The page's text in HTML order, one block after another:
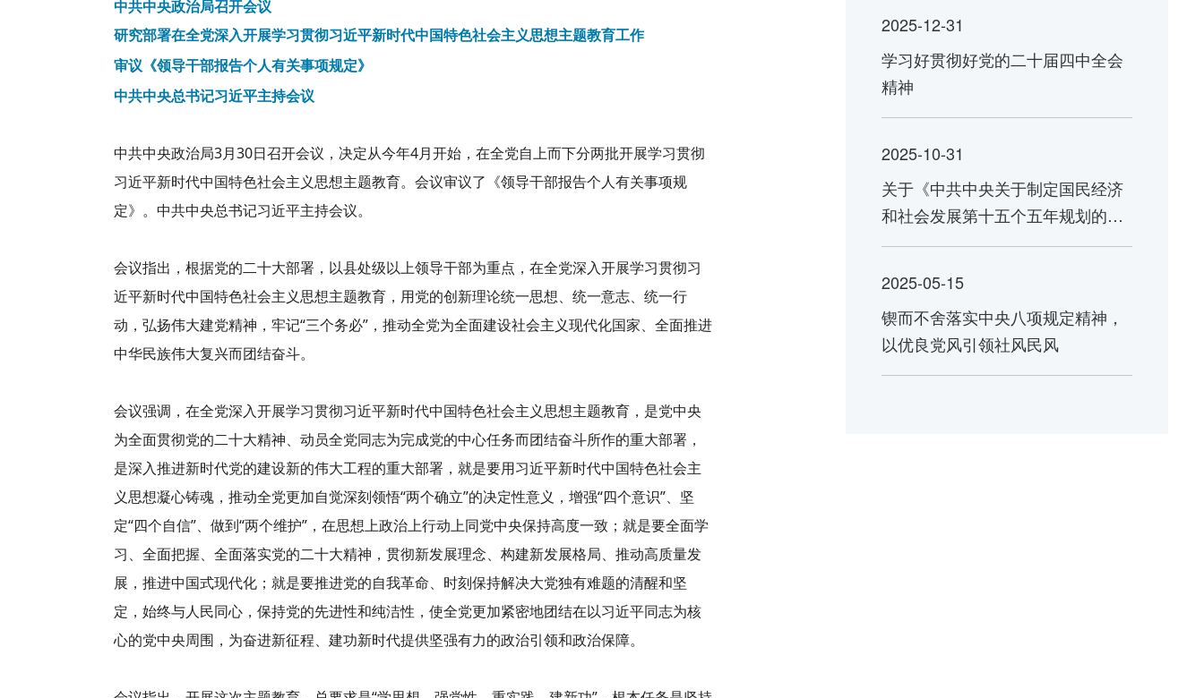
中共中央政治局召开会议
研究部署在全党深入开展学习贯彻习近平新时代中国特色社会主义思想主题教育工作
审议《领导干部报告个人有关事项规定》
中共中央总书记习近平主持会议
中共中央政治局3月30日召开会议，决定从今年4月开始，在全党自上而下分两批开展学习贯彻
习近平新时代中国特色社会主义思想主题教育。会议审议了《领导干部报告个人有关事项规
定》。中共中央总书记习近平主持会议。
会议指出，根据党的二十大部署，以县处级以上领导干部为重点，在全党深入开展学习贯彻习
近平新时代中国特色社会主义思想主题教育，用党的创新理论统一思想、统一意志、统一行
动，弘扬伟大建党精神，牢记“三个务必”，推动全党为全面建设社会主义现代化国家、全面推进
中华民族伟大复兴而团结奋斗。
会议强调，在全党深入开展学习贯彻习近平新时代中国特色社会主义思想主题教育，是党中央
为全面贯彻党的二十大精神、动员全党同志为完成党的中心任务而团结奋斗所作的重大部署，
是深入推进新时代党的建设新的伟大工程的重大部署，就是要用习近平新时代中国特色社会主
义思想凝心铸魂，推动全党更加自觉深刻领悟“两个确立”的决定性意义，增强“四个意识”、坚
定“四个自信”、做到“两个维护”，在思想上政治上行动上同党中央保持高度一致；就是要全面学
习、全面把握、全面落实党的二十大精神，贯彻新发展理念、构建新发展格局、推动高质量发
展，推进中国式现代化；就是要推进党的自我革命、时刻保持解决大党独有难题的清醒和坚
定，始终与人民同心，保持党的先进性和纯洁性，使全党更加紧密地团结在以习近平同志为核
心的党中央周围，为奋进新征程、建功新时代提供坚强有力的政治引领和政治保障。
2025-12-31
学习好贯彻好党的二十届四中全会
精神
2025-10-31
关于《中共中央关于制定国民经济
和社会发展第十五个五年规划的建
议》的说明
2025-05-15
锲而不舍落实中央八项规定精神，
以优良党风引领社风民风